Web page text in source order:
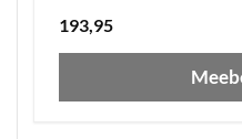
193,95